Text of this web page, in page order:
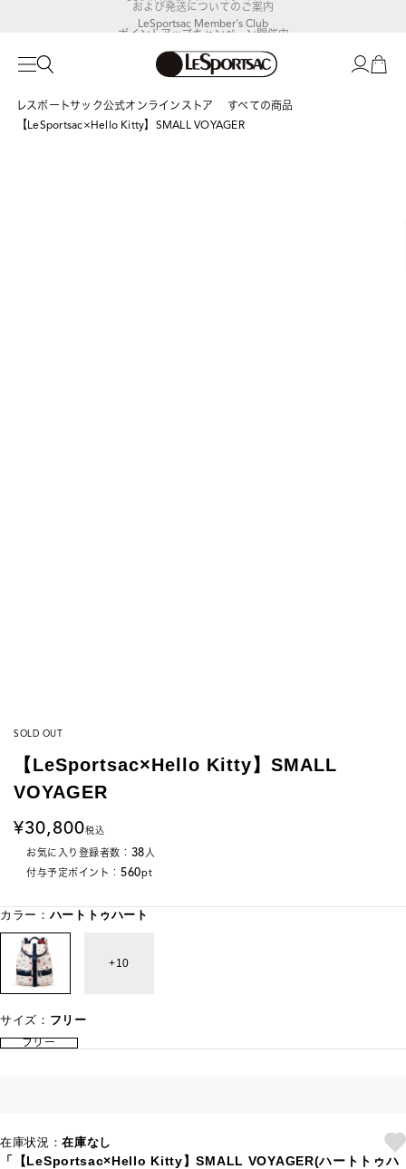
LeSportsac Member's Club
ポイントアップキャンペーン開催中
レスポートサック公式オンラインストア
すべての商品
【LeSportsac×Hello Kitty】SMALL VOYAGER
SOLD OUT
【LeSportsac×Hello Kitty】SMALL
VOYAGER
30,800税込
お気に入り登録者数： 38人
付与予定ポイント： 560pt
カラー： ハートトゥハート
10
サイズ： フリー
フリー
在庫状況：在庫なし
「【LeSportsac×Hello Kitty】SMALL VOYAGER(ハートトゥハ